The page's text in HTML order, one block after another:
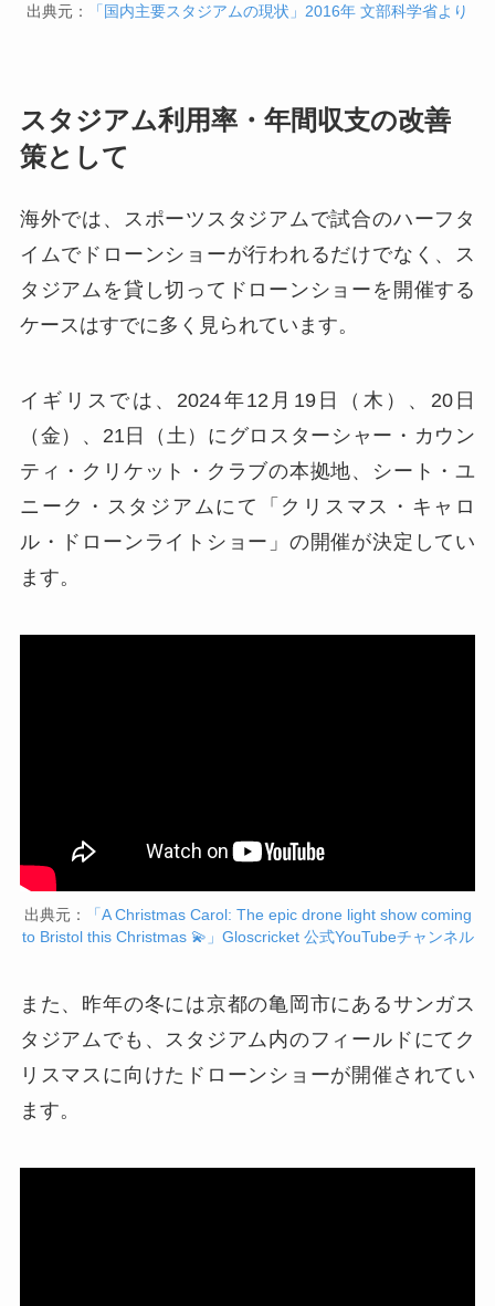
出典元： 「国内主要スタジアムの現状」2016年 文部科学省より
スタジアム利用率・年間収支の改善
策として
海外では、スポーツスタジアムで試合のハーフタ
イムでドローンショーが行われるだけでなく、ス
タジアムを貸し切ってドローンショーを開催する
ケースはすでに多く見られています。
イギリスでは、2024年12月19日（木）、20日
（金）、21日（土）にグロスターシャー・カウン
ティ・クリケット・クラブの本拠地、シート・ユ
ニーク・スタジアムにて「クリスマス・キャロ
ル・ドローンライトショー」の開催が決定してい
ます。
出典元：
「A Christmas Carol: The epic drone light show coming
to Bristol this Christmas 💫」Gloscricket 公式YouTubeチャンネル
また、昨年の冬には京都の亀岡市にあるサンガス
タジアムでも、スタジアム内のフィールドにてク
リスマスに向けたドローンショーが開催されてい
ます。